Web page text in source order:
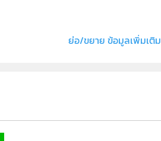
มาเนตร์ กอบน้ำเพ็ชร และ จิโรภาส โชติฉัตรชัย
ย่อ/ขยาย ข้อมูลเพิ่มเติม